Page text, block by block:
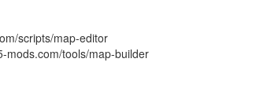
scripts/map-editor
mods.com/tools/map-builder